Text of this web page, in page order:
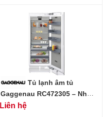
Tủ lạnh âm tủ
Gaggenau RC472305 – Nhập
khẩu Đức & EU
Liên hệ